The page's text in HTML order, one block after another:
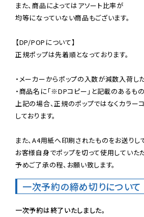
また、商品によってはアソート比率が
均等になっていない商品もございます。
【DP/POPについて】
正規ポップは先着順となっております。
・メーカーからポップの入数が減数入荷し
・商品名に「※DPコピー」と記載のあるもの
上記の場合、正規のポップではなくカラー
しております。
また、A4用紙へ印刷されたものをお送りし
お客様自身でポップを切って使用していただ
予めご了承の程、お願い致します。
一次予約の締め切りについて
一次予約は終了いたしました。